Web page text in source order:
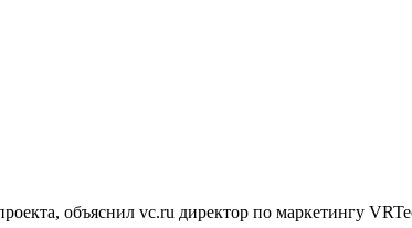
объяснил vc.ru директор по маркетингу